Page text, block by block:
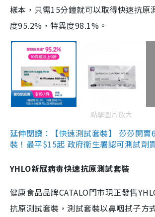
樣本，只需15分鐘就可以取得快速抗原
度95.2%，特異度98.1%。
點擊圖片放大
延伸閱讀：【快速測試套裝】 莎莎開賣
裝！最平$15起 政府衛生署認可測試劑
YHLO新冠病毒快速抗原測試套裝
健康食品品牌CATALO門市現正發售
抗原測試套裝，測試套裝以鼻咽拭子方